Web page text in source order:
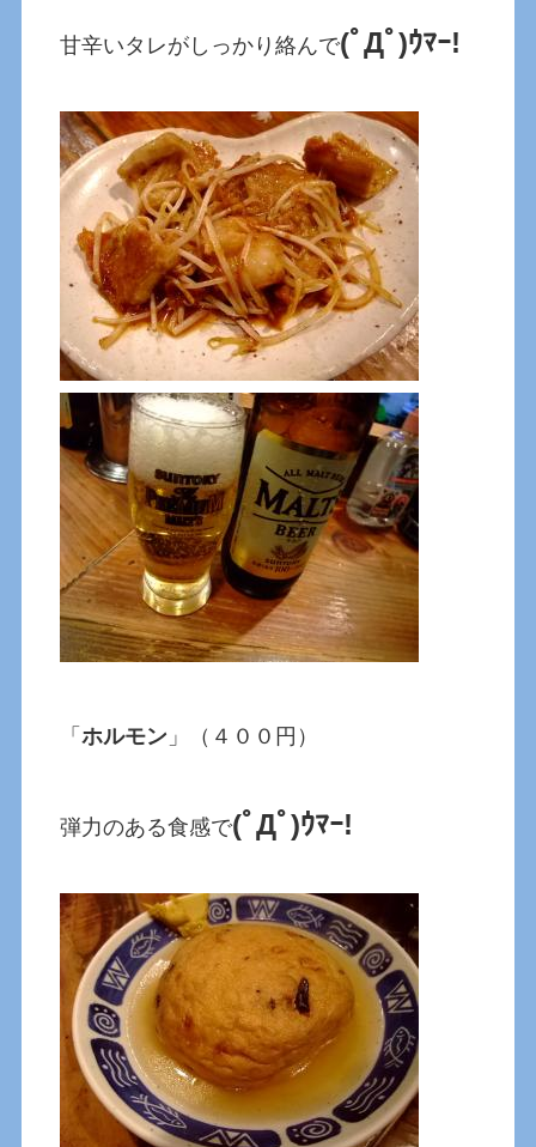
甘辛いタレがしっかり絡んで(ﾟДﾟ)ｳﾏｰ!
「ホルモン 」（４００円）
弾力のある食感で(ﾟДﾟ)ｳﾏｰ!